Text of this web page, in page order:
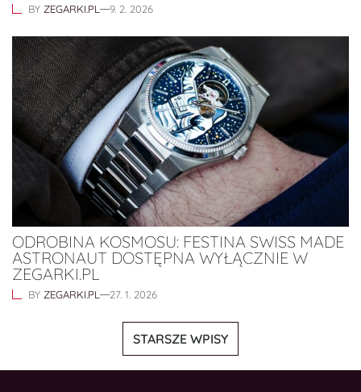
BY ZEGARKI.PL 9. 2. 2026
ODROBINA KOSMOSU: FESTINA SWISS MADE
ASTRONAUT DOSTĘPNA WYŁĄCZNIE W
ZEGARKI.PL
BY ZEGARKI.PL 27. 1. 2026
NAWIGACJA
WPISACH
STARSZE WPISY